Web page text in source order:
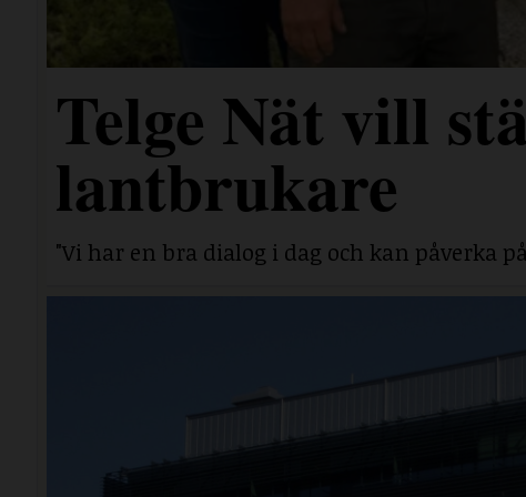
Telge Nät vill
lantbrukare
"Vi har en bra dialog i dag och kan påverka